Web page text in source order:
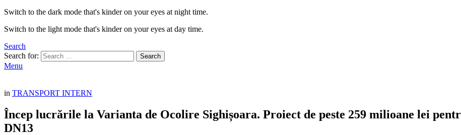
Switch to the dark mode that's kinder on your eyes at night time.
Switch to the light mode that's kinder on your eyes at day time.
Search
Search for:
Search
Menu
in TRANSPORT INTERN
Încep lucrările la Varianta de Ocolire Sighișoara. Proiect de peste 259 milioane lei
DN13